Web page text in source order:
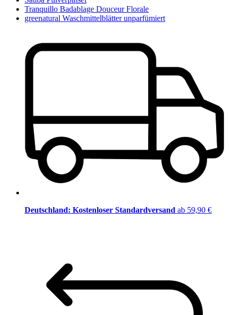
Tranquillo Badablage Douceur Florale
greenatural Waschmittelblätter unparfümiert
Deutschland: Kostenloser Standardversand ab 59,90 €